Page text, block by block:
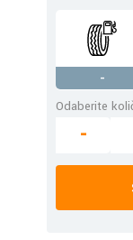
-
Odaberite
-